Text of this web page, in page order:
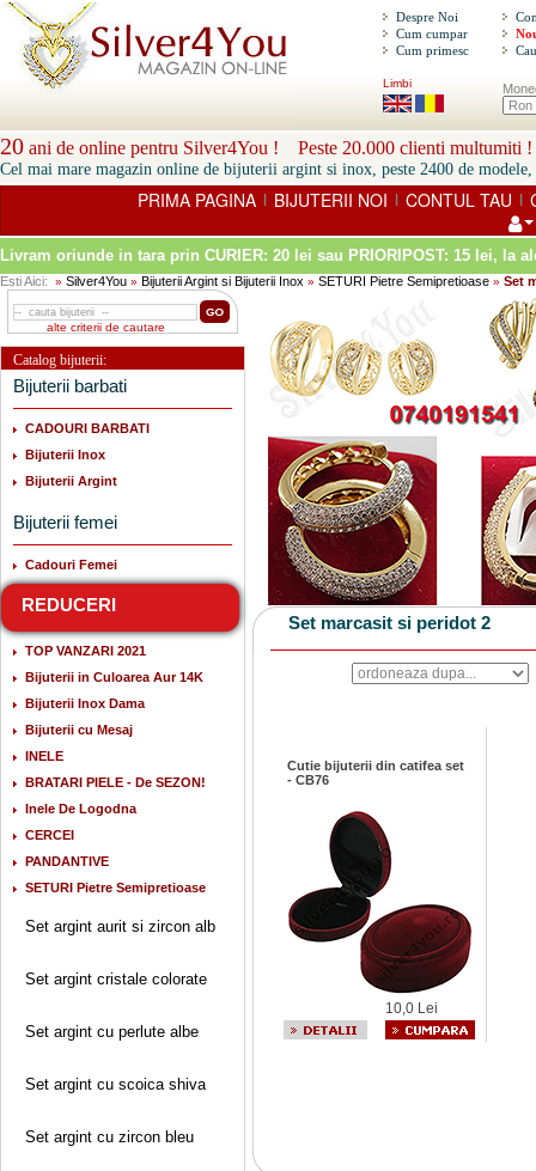
Despre Noi
Cum cumpar
Cum primesc
Limbi
20 ani de online pentru Silver4You ! Peste 20.000 clienti multumiti !
Cel mai mare magazin online de bijuterii argint si inox, peste 2400 de modele,
PRIMA PAGINA | BIJUTERII NOI | CONTUL TAU |
Livram oriunde in tara prin CURIER: 20 lei sau PRIORIPOST: 15 lei, la
Esti Aici: » Silver4You » Bijuterii Argint si Bijuterii Inox » SETURI Pietre Semipretioase » Set
alte criterii de cautare
Catalog bijuterii:
Bijuterii barbati
CADOURI BARBATI
Bijuterii Inox
Bijuterii Argint
Bijuterii femei
Cadouri Femei
REDUCERI
TOP VANZARI 2021
Bijuterii in Culoarea Aur 14K
Bijuterii Inox Dama
Bijuterii cu Mesaj
INELE
BRATARI PIELE - De SEZON!
Inele De Logodna
CERCEI
PANDANTIVE
SETURI Pietre Semipretioase
Set argint aurit si zircon alb
Set argint cristale colorate
Set argint cu perlute albe
Set argint cu scoica shiva
Set argint cu zircon bleu
Set marcasit si peridot 2
Cutie bijuterii din catifea set
- CB76
10,0 Lei